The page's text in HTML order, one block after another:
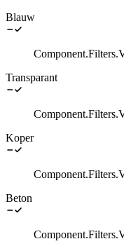
Blauw
Transparant
Koper
Beton